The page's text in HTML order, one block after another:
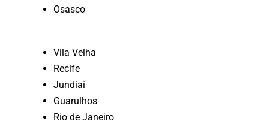
Osasco
Vila Velha
Recife
Jundiaí
Guarulhos
Rio de Janeiro